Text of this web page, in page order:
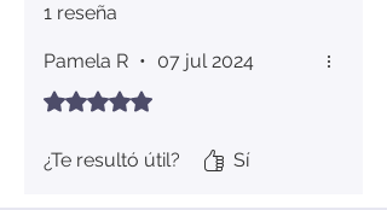
1 reseña
Pamela R • 07 jul 2024
Obtuvo 5 de 5 estrellas.
¿Te resultó útil? Sí